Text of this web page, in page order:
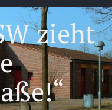
zieht